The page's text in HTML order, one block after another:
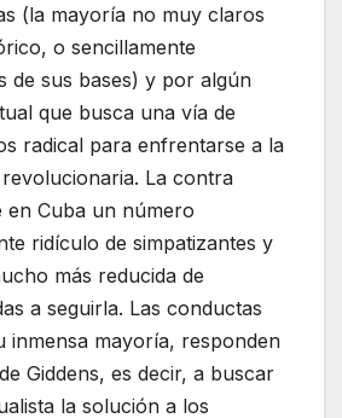
(la mayoría no muy claros
o sencillamente
de sus bases) y por algún
que busca una vía de
radical para enfrentarse a la
La contra
en Cuba un número
ridículo de simpatizantes y
más reducida de
a seguirla. Las conductas
inmensa mayoría, responden
Giddens, es decir, a buscar
la solución a los